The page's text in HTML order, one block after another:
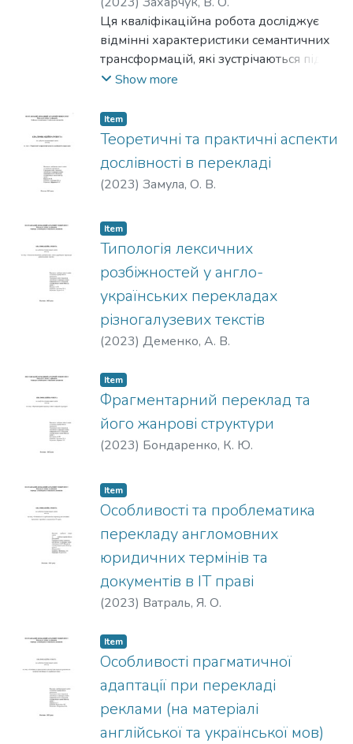
Ця кваліфікаційна робота досліджує
відмінні характеристики семантичних
трансформацій, які зустрічаються під
час перекладу текстів у різних жанрах.
різними літературними, науковими та
юридичними жанрами, дослідження
заглиблюється в нюанси стратегій, які
використовують перекладачі для
навігації по особливостям, таким як
мовні регістри. Дослідження
використовує аналіз корпусу для
виявлення семантичних моделей,
оцінює ефективність стратегій
перекладу та підкреслює важливість
контекстуальної адаптації та
прагматичних міркувань. Отримані
розумінню семантичних
трансформацій у перекладі,
пропонуючи цінну інформацію для
практиків і розширюючи ширше поле
перекладознавства.
Show more
Item
Теоретичні та практичні аспекти
дослівності в перекладі
(2023) Замула, О. В.
Item
Типологія лексичних
розбіжностей у англо-
українських перекладах
різногалузевих текстів
(2023) Деменко, А. В.
Item
Фрагментарний переклад та
його жанрові структури
(2023) Бондаренко, К. Ю.
Item
Особливості та проблематика
перекладу англомовних
юридичних термінів та
документів в ІТ праві
(2023) Ватраль, Я. О.
Item
Особливості прагматичної
адаптації при перекладі
реклами (на матеріалі
англійської та української мов)